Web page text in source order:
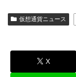
仮想通貨ニュース
X